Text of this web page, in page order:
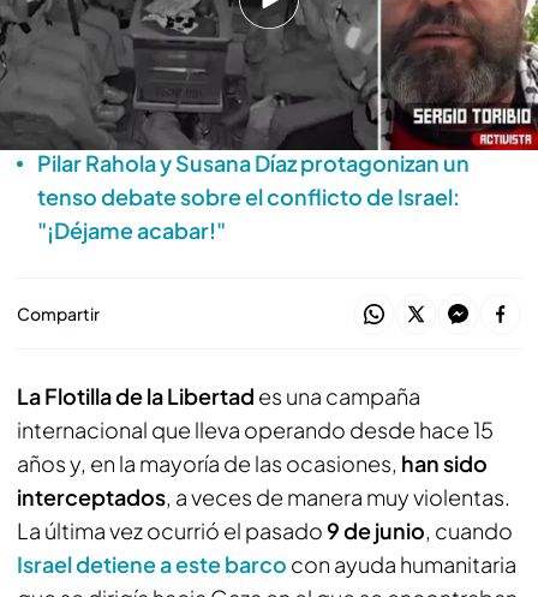
Desde el asalto de la embarcación hasta su
entrega en Tel Aviv: Sergio Toribio narra todos
los detalles de la detención
Pilar Rahola y Susana Díaz protagonizan un
tenso debate sobre el conflicto de Israel:
"¡Déjame acabar!"
Compartir
La Flotilla de la Libertad es una campaña
internacional que lleva operando desde hace 15
años y, en la mayoría de las ocasiones, han sido
interceptados, a veces de manera muy violentas.
La última vez ocurrió el pasado9 de junio, cuando
Israel detiene a este barco con ayuda humanitaria